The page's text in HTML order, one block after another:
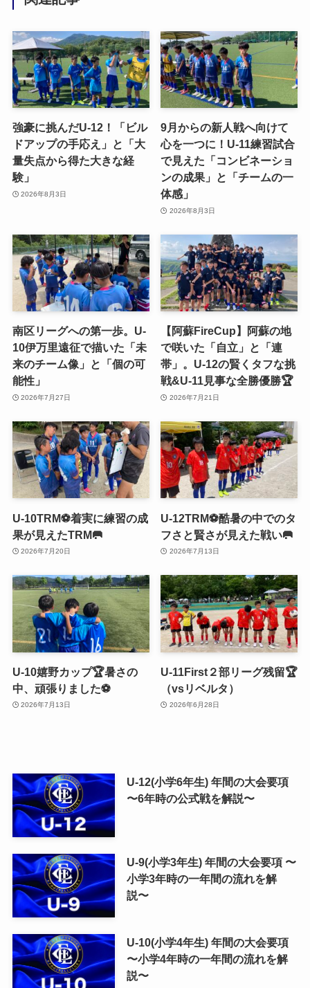
強豪に挑んだU-12！「ビル
ドアップの手応え」と「大
量失点から得た大きな経
験」
2026年8月3日
9月からの新人戦へ向けて
心を一つに！U-11練習試合
で見えた「コンビネーショ
ンの成果」と「チームの一
体感」
2026年8月3日
南区リーグへの第一歩。U-
10伊万里遠征で描いた「未
来のチーム像」と「個の可
能性」
2026年7月27日
【阿蘇FireCup】阿蘇の地
で咲いた「自立」と「連
帯」。U-12の賢くタフな挑
戦&U-11見事な全勝優勝🏆
2026年7月21日
U-10TRM⚽️着実に練習の成
果が見えたTRM🥅
2026年7月20日
U-12TRM⚽️酷暑の中でのタ
フさと賢さが見えた戦い🥅
2026年7月13日
U-10嬉野カップ🏆暑さの
中、頑張りました⚽️
2026年7月13日
U-11First２部リーグ残留🏆
（vsリベルタ）
2026年6月28日
U-12(小学6年生) 年間の大会要項
〜6年時の公式戦を解説〜
U-9(小学3年生) 年間の大会要項 〜
小学3年時の一年間の流れを解
説〜
U-10(小学4年生) 年間の大会要項
〜小学4年時の一年間の流れを解
説〜